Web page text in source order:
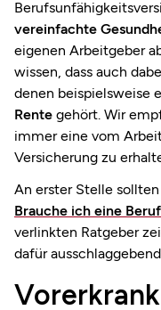
vereinfachte
eigenen Arbeitgeber
wissen, dass auch
denen beispielsweise
Rente gehört. Wir
immer eine vom
Versicherung zu
An erster Stelle
Brauche ich eine
verlinkten Ratgeber
dafür